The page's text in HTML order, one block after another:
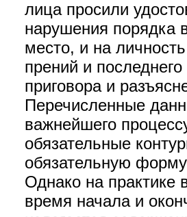
лица просили
нарушения порядка
место, и на
прений и
приговора и
Перечисленные
важнейшего
обязательные
обязательную
Однако на практике
время начала и